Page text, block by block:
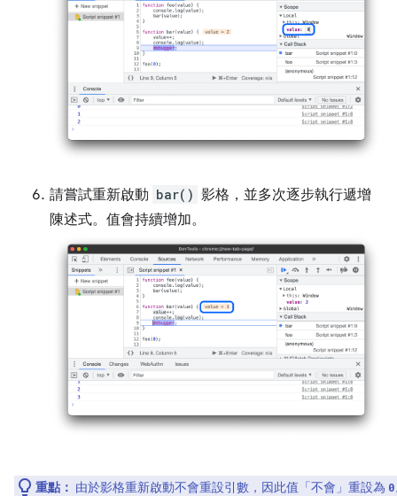
請嘗試重新啟動 bar() 影格，並多次逐步執行遞增
陳述式。值會持續增加。
重點： 由於影格重新啟動不會重設引數，因此值「不會」 重設為 0